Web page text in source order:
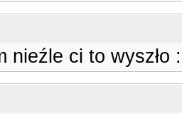
nieźle ci to wyszło